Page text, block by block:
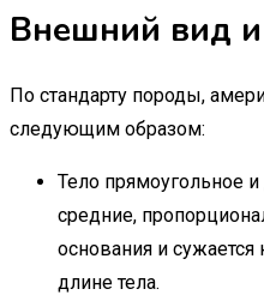
Внешний вид
По стандарту породы,
следующим образом:
Тело прямоугольное
средние,
основания и сужается
длине тела.